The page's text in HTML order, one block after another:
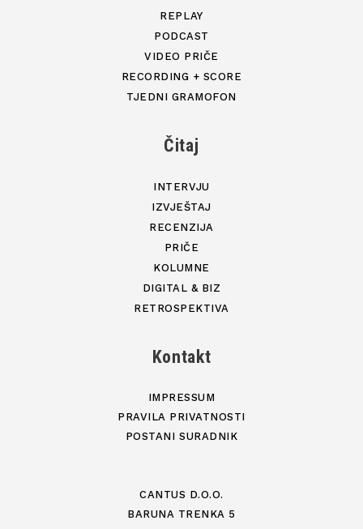
REPLAY
PODCAST
VIDEO PRIČE
RECORDING + SCORE
TJEDNI GRAMOFON
Čitaj
INTERVJU
IZVJEŠTAJ
RECENZIJA
PRIČE
KOLUMNE
DIGITAL & BIZ
RETROSPEKTIVA
Kontakt
IMPRESSUM
PRAVILA PRIVATNOSTI
POSTANI SURADNIK
CANTUS D.O.O.
BARUNA TRENKA 5